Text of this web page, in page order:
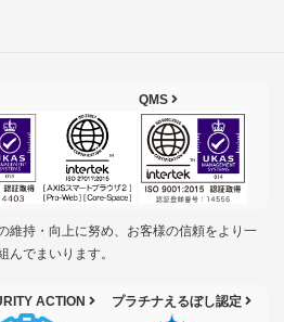
QMS
維持・向上に努め、お客様の信頼をより一
んでまいります。
ACTION プラチナえるぼし認定